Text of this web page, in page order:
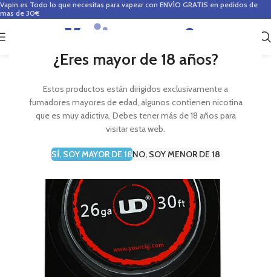
¿Eres mayor de 18 años?
Estos productos están dirigidos exclusivamente a
fumadores mayores de edad, algunos contienen nicotina
que es muy adictiva. Debes tener más de 18 años para
visitar esta web.
SÍ, SOY MAYOR DE 18NO, SOY MENOR DE 18
Vapin.es Todo lo que necesitas para vapear con ENVÍO GRATIS en pedidos de
mas de 30€
0